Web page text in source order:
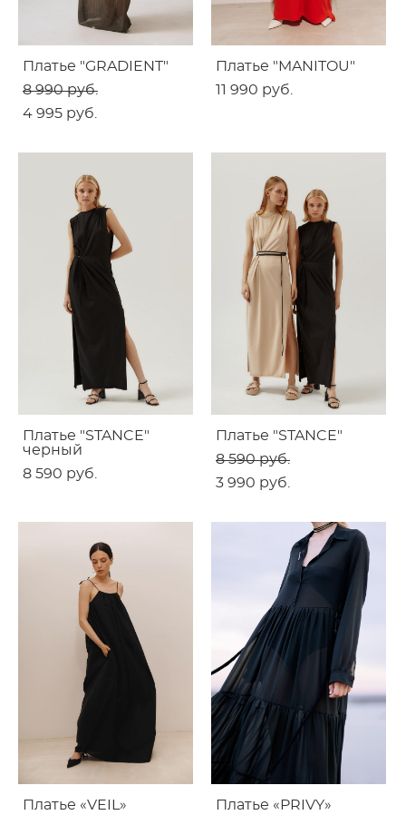
Платье "GRADIENT"
8 990 pуб.
4 995 pуб.
Платье "MANITOU"
11 990 pуб.
Платье "STANCE"
черный
8 590 pуб.
Платье "STANCE"
8 590 pуб.
3 990 pуб.
Платье «VEIL»
Платье «PRIVY»